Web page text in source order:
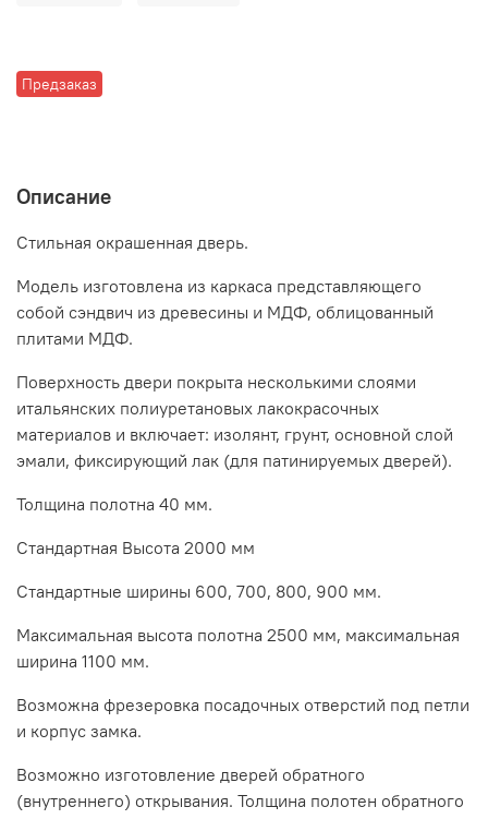
Предзаказ
Описание
Стильная окрашенная дверь.
Модель изготовлена из каркаса представляющего
собой сэндвич из древесины и МДФ, облицованный
плитами МДФ.
Поверхность двери покрыта несколькими слоями
итальянских полиуретановых лакокрасочных
материалов и включает: изолянт, грунт, основной слой
эмали, фиксирующий лак (для патинируемых дверей).
Толщина полотна 40 мм.
Стандартная Высота 2000 мм
Стандартные ширины 600, 700, 800, 900 мм.
Максимальная высота полотна 2500 мм, максимальная
ширина 1100 мм.
Возможна фрезеровка посадочных отверстий под петли
и корпус замка.
Возможно изготовление дверей обратного
(внутреннего) открывания. Толщина полотен обратного